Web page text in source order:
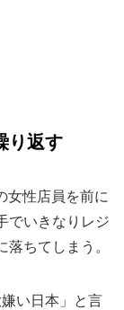
り返す
女性店員を前に
でいきなりレジ
ちてしまう。
い日本」と言